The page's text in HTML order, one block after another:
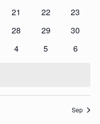
0
21
0
22
0
23
0
28
0
29
0
30
0
4
0
5
0
6
Sep